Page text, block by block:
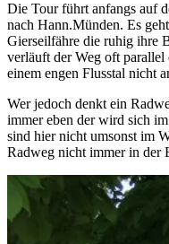
Die Tour führt anfangs auf
nach Hann.Münden. Es
Gierseilfähre die ruhig ihre
verläuft der Weg oft parallel
einem engen Flusstal nicht
Wer jedoch denkt ein
immer eben der wird sich
sind hier nicht umsonst im
Radweg nicht immer in der